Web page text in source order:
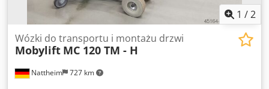
1 /2
Nattheim 727 km
Wózki do transportu i montażu drzwi
Mobylift MC 120 TM - H